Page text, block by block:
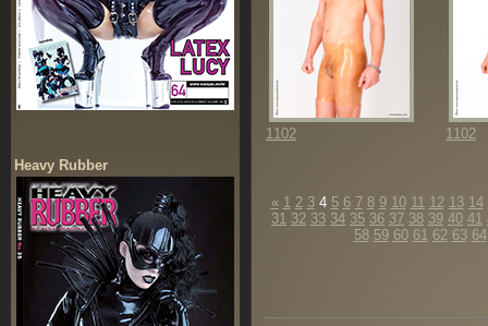
Heavy Rubber
1102 1102
« 1 2 34 5 6 7 8 9 10 11 12 13 14
31 32 33 34 35 36 37 38 39 40 41
58 59 60 61 62 63 64